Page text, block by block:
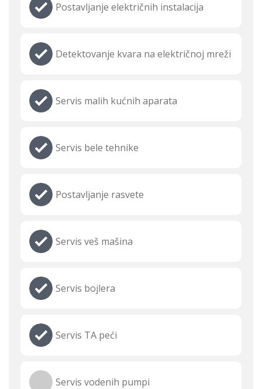
Postavljanje električnih instalacija
Detektovanje kvara na električnoj mreži
Servis malih kućnih aparata
Servis bele tehnike
Postavljanje rasvete
Servis veš mašina
Servis bojlera
Servis TA peći
Servis vodenih pumpi